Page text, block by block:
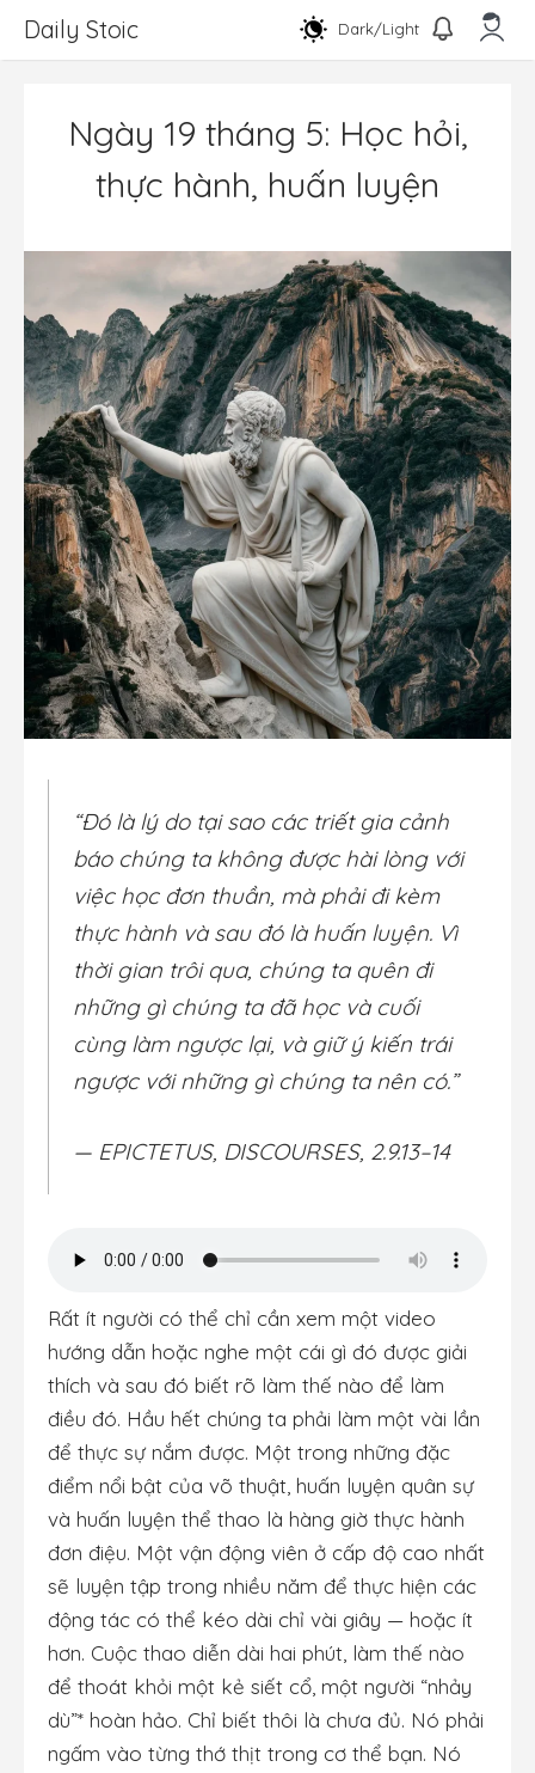
đến
Daily Stoic Dark/Light
Ngày 19 tháng 5: Học hỏi,
thực hành, huấn luyện
“Đó là lý do tại sao các triết gia cảnh
báo chúng ta không được hài lòng với
việc học đơn thuần, mà phải đi kèm
thực hành và sau đó là huấn luyện. Vì
thời gian trôi qua, chúng ta quên đi
những gì chúng ta đã học và cuối
cùng làm ngược lại, và giữ ý kiến trái
ngược với những gì chúng ta nên có.”
— EPICTETUS, DISCOURSES, 2.9.13–14
Rất ít người có thể chỉ cần xem một video
hướng dẫn hoặc nghe một cái gì đó được giải
thích và sau đó biết rõ làm thế nào để làm
điều đó. Hầu hết chúng ta phải làm một vài lần
để thực sự nắm được. Một trong những đặc
điểm nổi bật của võ thuật, huấn luyện quân sự
và huấn luyện thể thao là hàng giờ thực hành
đơn điệu. Một vận động viên ở cấp độ cao nhất
sẽ luyện tập trong nhiều năm để thực hiện các
động tác có thể kéo dài chỉ vài giây — hoặc ít
hơn. Cuộc thao diễn dài hai phút, làm thế nào
để thoát khỏi một kẻ siết cổ, một người “nhảy
dù”* hoàn hảo. Chỉ biết thôi là chưa đủ. Nó phải
ngấm vào từng thớ thịt trong cơ thể bạn. Nó